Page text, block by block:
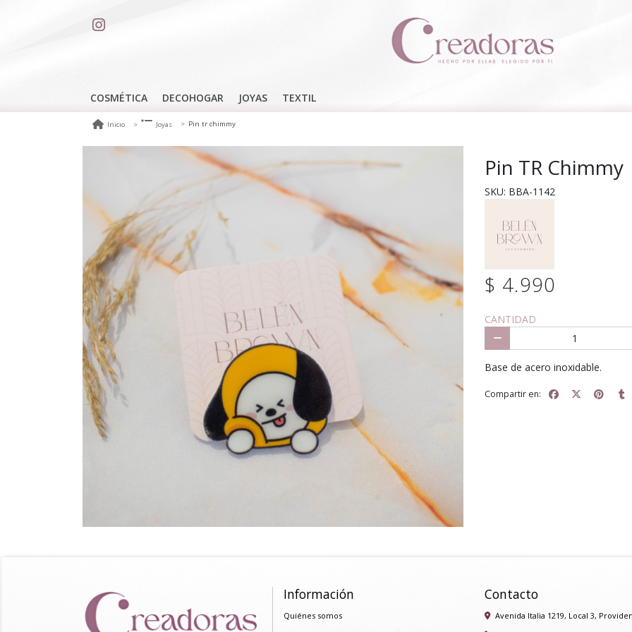
COSMÉTICA DECOHOGAR JOYAS TEXTIL
Inicio Joyas Pin tr chimmy
Pin TR Chimmy
SKU: BBA-1142
$ 4.990
CANTIDAD
Base de acero inoxidable.
Compartir en:
Información
Quiénes somos
Contacto
Avenida Italia 1219, Local 3,